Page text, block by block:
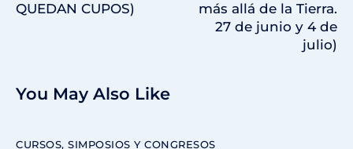
QUEDAN CUPOS)
más allá de la Tierra.
27 de junio y 4 de
julio)
You May Also Like
CURSOS, SIMPOSIOS Y CONGRESOS